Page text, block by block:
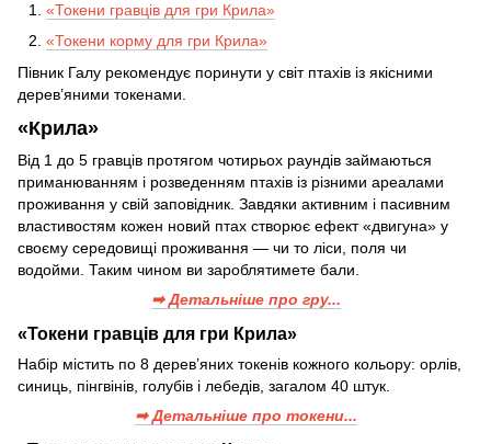
«Токени гравців для гри Крила»
«Токени корму для гри Крила»
Півник Галу рекомендує поринути у світ птахів із якісними
дерев’яними токенами.
«Крила»
Від 1 до 5 гравців протягом чотирьох раундів займаються
приманюванням і розведенням птахів із різними ареалами
проживання у свій заповідник. Завдяки активним і пасивним
властивостям кожен новий птах створює ефект «двигуна» у
своєму середовищі проживання — чи то ліси, поля чи
водойми. Таким чином ви зароблятимете бали.
➡ Детальніше про гру...
«Токени гравців для гри Крила»
Набір містить по 8 дерев’яних токенів кожного кольору: орлів,
синиць, пінгвінів, голубів і лебедів, загалом 40 штук.
➡ Детальніше про токени...